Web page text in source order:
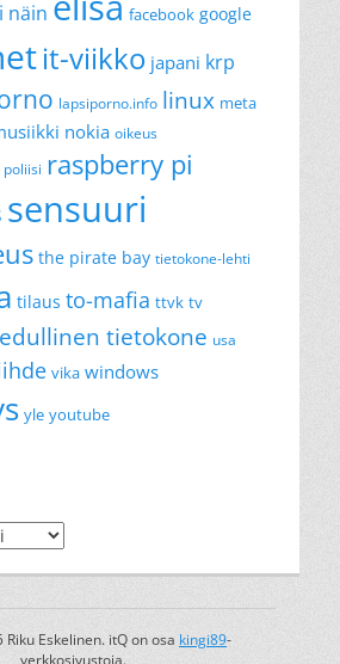
näin facebook google
it-viikko japani krp
lapsiporno.info linux meta
nokia oikeus
poliisi raspberry pi
sensuuri
the pirate bay tietokone-lehti
tilaus to-mafia ttvk tv
tietokone usa
vika windows
yle youtube
Eskelinen. itQ on osa kingi89-
verkkosivustoja.